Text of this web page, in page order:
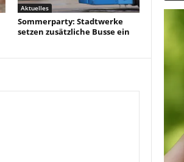
Aktuelles
Sommerparty: Stadtwerke
setzen zusätzliche Busse ein